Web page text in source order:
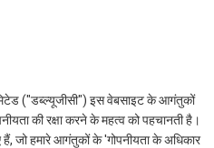
("डब्ल्यूजीसी") इस वेबसाइट के आगंतुकों
की रक्षा करने के महत्व को पहचानती है।
हैं, जो हमारे आगंतुकों के 'गोपनीयता के अधिकार